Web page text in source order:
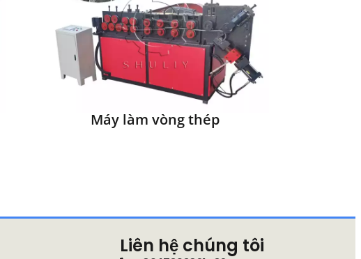
Máy làm vòng thép
Liên hệ chúng tôi